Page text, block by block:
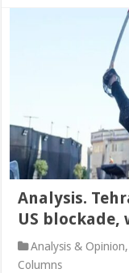
Analysis.
US
Analysis & Opinion
Columns